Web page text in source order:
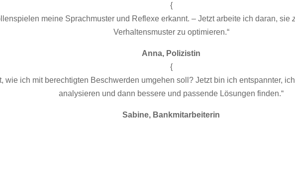
{
meine Sprachmuster und Reflexe erkannt. – Jetzt arbeite ich daran, sie
Verhaltensmuster zu optimieren.“
Anna, Polizistin
{
wie ich mit berechtigten Beschwerden umgehen soll? Jetzt bin ich entspannter,
analysieren und dann bessere und passende Lösungen finden.“
Sabine, Bankmitarbeiterin